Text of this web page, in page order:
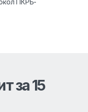
ПКРБ-
за 15